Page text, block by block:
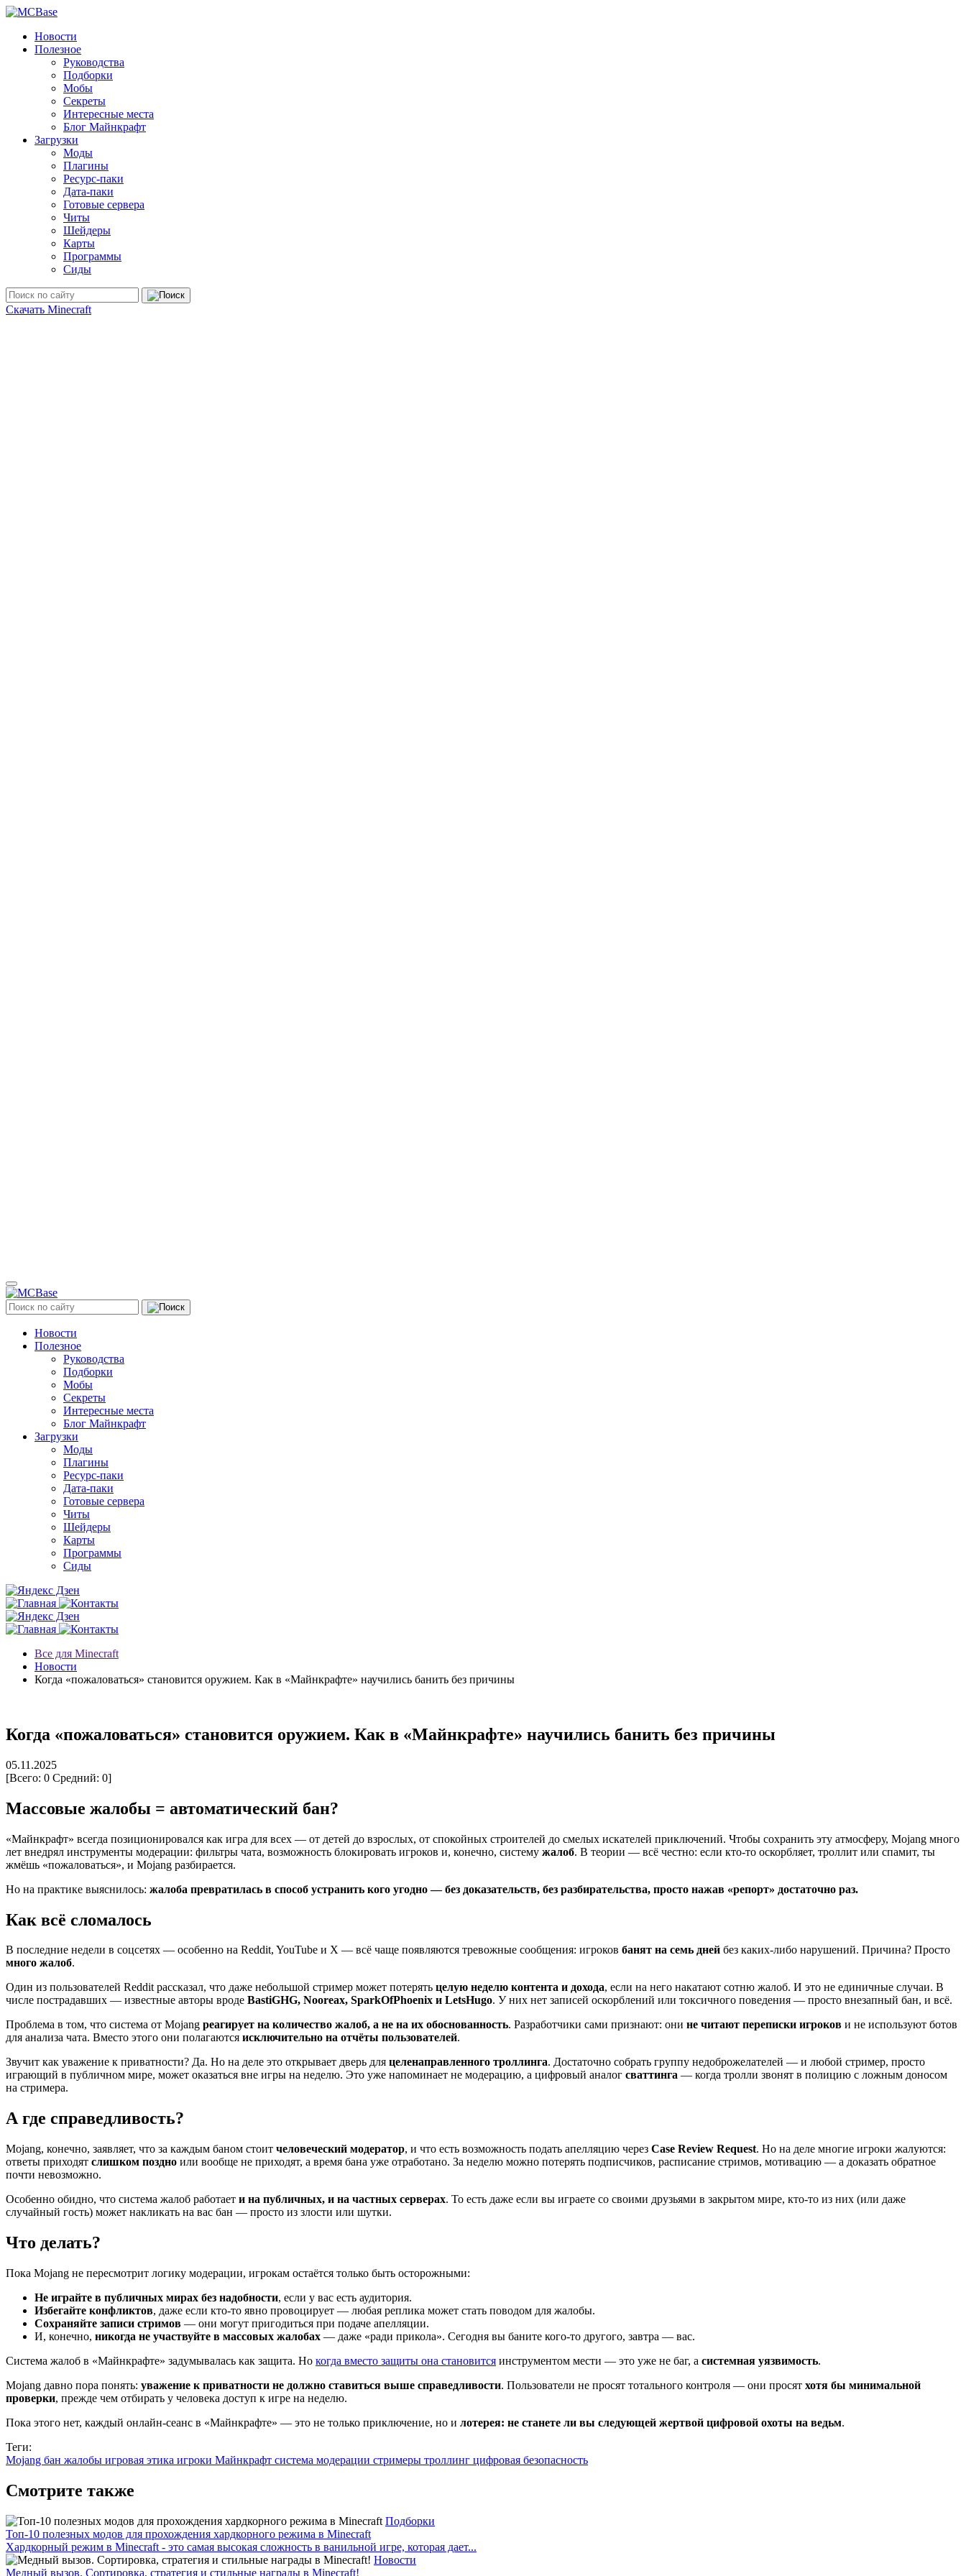
Новости
Полезное
Руководства
Подборки
Мобы
Секреты
Интересные места
Блог Майнкрафт
Загрузки
Моды
Плагины
Ресурс-паки
Дата-паки
Готовые сервера
Читы
Шейдеры
Карты
Программы
Сиды
Скачать Minecraft
Новости
Полезное
Руководства
Подборки
Мобы
Секреты
Интересные места
Блог Майнкрафт
Загрузки
Моды
Плагины
Ресурс-паки
Дата-паки
Готовые сервера
Читы
Шейдеры
Карты
Программы
Сиды
Все для Minecraft
Новости
Когда «пожаловаться» становится оружием. Как в «Майнкрафте» научились банить без причины
Когда «пожаловаться» становится оружием. Как в «Майнкрафте» научились банить без причины
05.11.2025
[Всего: 0 Средний: 0]
Массовые жалобы = автоматический бан?
«Майнкрафт» всегда позиционировался как игра для всех — от детей до взрослых, от спокойных строителей до смелых искателей приключений. Чтобы сохранить эту атмосферу, Mojang много
лет внедрял инструменты модерации: фильтры чата, возможность блокировать игроков и, конечно, систему жалоб. В теории — всё честно: если кто-то оскорбляет, троллит или спамит, ты
жмёшь «пожаловаться», и Mojang разбирается.
Но на практике выяснилось: жалоба превратилась в способ устранить кого угодно — без доказательств, без разбирательства, просто нажав «репорт» достаточно раз.
Как всё сломалось
В последние недели в соцсетях — особенно на Reddit, YouTube и X — всё чаще появляются тревожные сообщения: игроков банят на семь дней без каких-либо нарушений. Причина? Просто
много жалоб.
Один из пользователей Reddit рассказал, что даже небольшой стример может потерять целую неделю контента и дохода, если на него накатают сотню жалоб. И это не единичные случаи. В
числе пострадавших — известные авторы вроде BastiGHG, Nooreax, SparkOfPhoenix и LetsHugo. У них нет записей оскорблений или токсичного поведения — просто внезапный бан, и всё.
Проблема в том, что система от Mojang реагирует на количество жалоб, а не на их обоснованность. Разработчики сами признают: они не читают переписки игроков и не используют ботов
для анализа чата. Вместо этого они полагаются исключительно на отчёты пользователей.
Звучит как уважение к приватности? Да. Но на деле это открывает дверь для целенаправленного троллинга. Достаточно собрать группу недоброжелателей — и любой стример, просто
играющий в публичном мире, может оказаться вне игры на неделю. Это уже напоминает не модерацию, а цифровый аналог сваттинга — когда тролли звонят в полицию с ложным доносом
на стримера.
А где справедливость?
Mojang, конечно, заявляет, что за каждым баном стоит человеческий модератор, и что есть возможность подать апелляцию через Case Review Request. Но на деле многие игроки жалуются:
ответы приходят слишком поздно или вообще не приходят, а время бана уже отработано. За неделю можно потерять подписчиков, расписание стримов, мотивацию — а доказать обратное
почти невозможно.
Особенно обидно, что система жалоб работает и на публичных, и на частных серверах. То есть даже если вы играете со своими друзьями в закрытом мире, кто-то из них (или даже
случайный гость) может накликать на вас бан — просто из злости или шутки.
Что делать?
Пока Mojang не пересмотрит логику модерации, игрокам остаётся только быть осторожными:
Не играйте в публичных мирах без надобности, если у вас есть аудитория.
Избегайте конфликтов, даже если кто-то явно провоцирует — любая реплика может стать поводом для жалобы.
Сохраняйте записи стримов — они могут пригодиться при подаче апелляции.
И, конечно, никогда не участвуйте в массовых жалобах — даже «ради прикола». Сегодня вы баните кого-то другого, завтра — вас.
Система жалоб в «Майнкрафте» задумывалась как защита. Но когда вместо защиты она становится инструментом мести — это уже не баг, а системная уязвимость.
Mojang давно пора понять: уважение к приватности не должно ставиться выше справедливости. Пользователи не просят тотального контроля — они просят хотя бы минимальной
проверки, прежде чем отбирать у человека доступ к игре на неделю.
Пока этого нет, каждый онлайн-сеанс в «Майнкрафте» — это не только приключение, но и лотерея: не станете ли вы следующей жертвой цифровой охоты на ведьм.
Теги:
Mojang бан жалобы игровая этика игроки Майнкрафт система модерации стримеры троллинг цифровая безопасность
Смотрите также
Подборки
Топ-10 полезных модов для прохождения хардкорного режима в Minecraft
Хардкорный режим в Minecraft - это самая высокая сложность в ванильной игре, которая дает...
Новости
Медный вызов. Сортировка, стратегия и стильные награды в Minecraft!